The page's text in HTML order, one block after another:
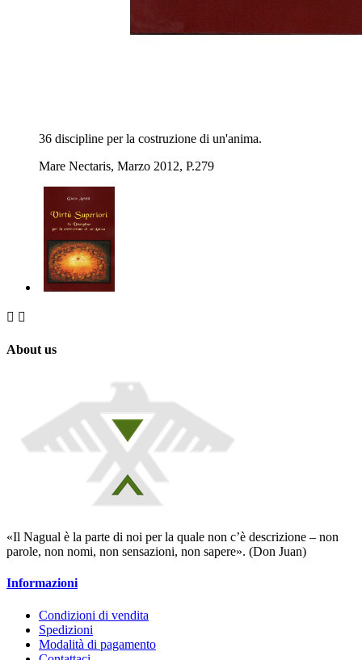
36 discipline per la costruzione di un'anima.
Mare Nectaris, Marzo 2012, P.279
 
About us
«Il Nagual è la parte di noi per la quale non c’è descrizione – non
parole, non nomi, non sensazioni, non sapere». (Don Juan)
Informazioni
Condizioni di vendita
Spedizioni
Modalità di pagamento